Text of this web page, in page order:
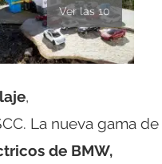
Ver las 10
,
La nueva gama de
de BMW,